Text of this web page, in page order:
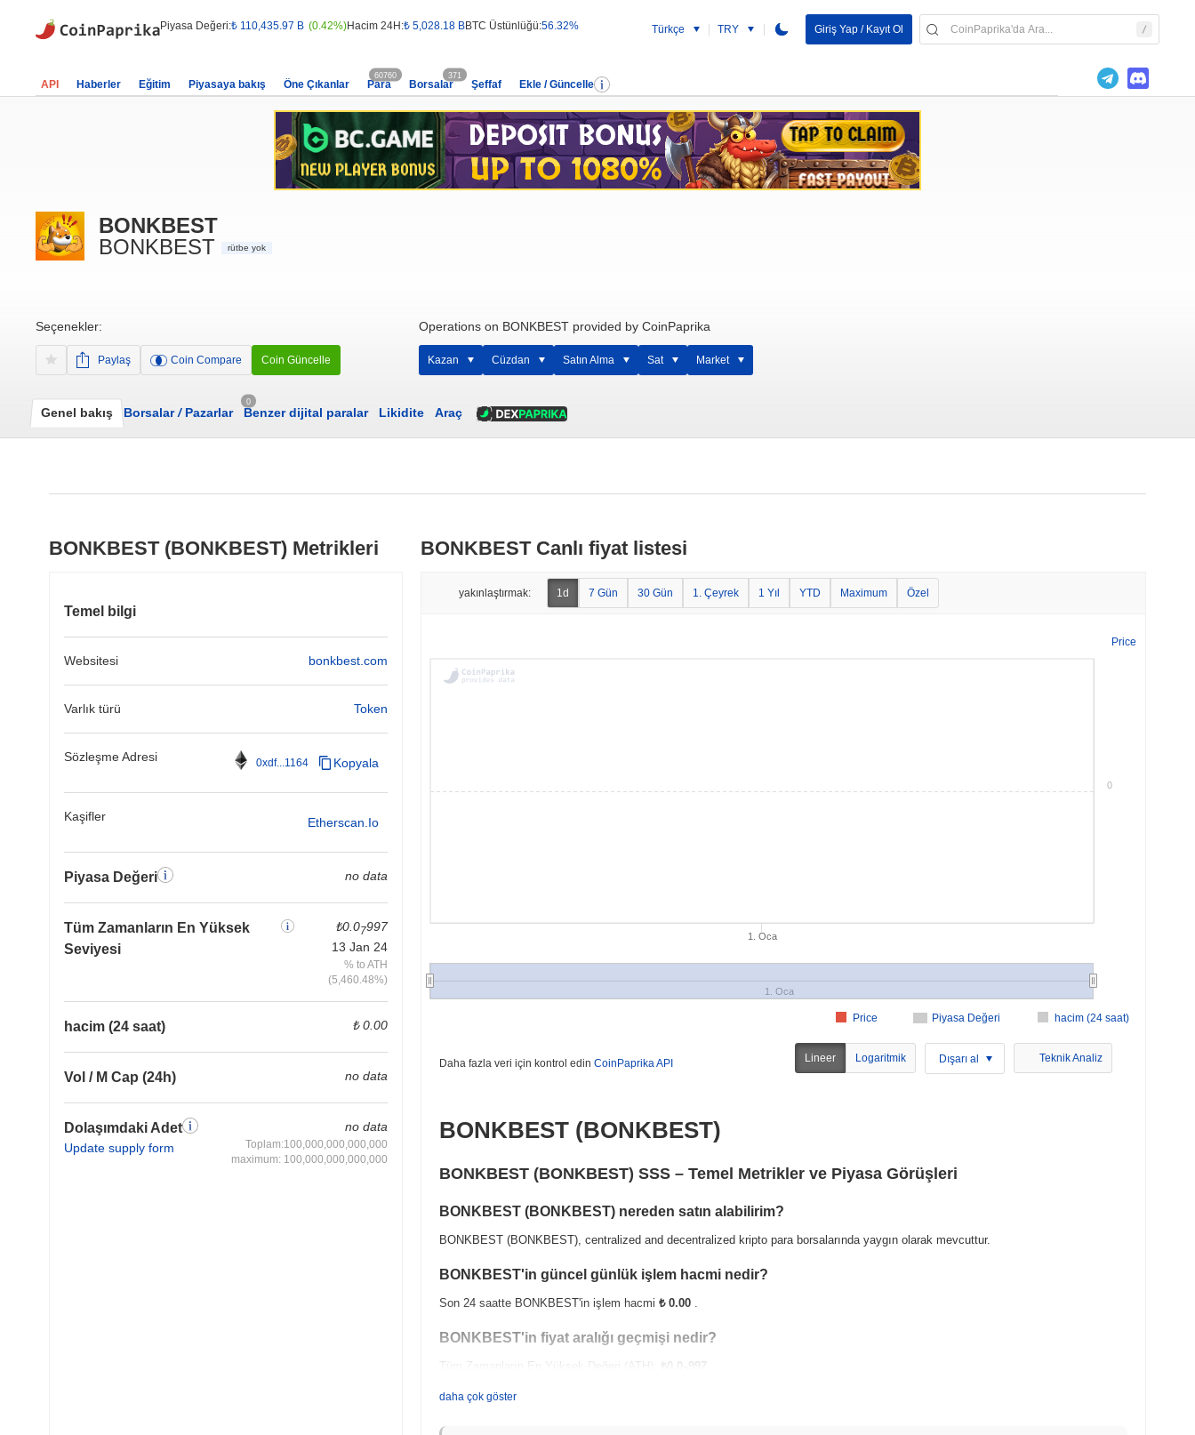
Piyasa Değeri:₺ 110,435.97 B (0.42%)Hacim 24H:₺ 5,028.18 BBTC Üstünlüğü:56.32% Türkçe TRY Giriş Yap / Kayıt Ol
API Haberler Eğitim Piyasaya bakış Öne Çıkanlar Para
60760
Borsalar
371
Şeffaf Ekle / Güncelle
BONKBEST
BONKBEST
rütbe yok
Seçenekler:
Paylaş Coin Compare Coin Güncelle
Operations on BONKBEST provided by CoinPaprika
Kazan Cüzdan Satın Alma Sat Market
Genel bakış Borsalar/Pazarlar
0
Benzer dijital paralar Likidite Araç
BONKBEST (BONKBEST) Metrikleri
Temel bilgi
Websitesi bonkbest.com
Varlık türü Token
Sözleşme Adresi 0xdf...1164 Kopyala
Kaşifler Etherscan.io
Piyasa Değeri no data
Tüm Zamanların En Yüksek
Seviyesi
₺0.07997
13 Jan 24
% to ATH
(5,460.48%)
hacim (24 saat) ₺ 0.00
Vol / M Cap (24h) no data
Dolaşımdaki Adet
Update supply form
no data
Toplam:100,000,000,000,000
maximum: 100,000,000,000,000
BONKBEST Canlı fiyat listesi
yakınlaştırmak: 1d 7 Gün 30 Gün 1. Çeyrek 1 Yıl YTD Maximum Özel
Price
Piyasa Değeri hacim (24 saat)
Price
1. Oca
1. Oca
0
Daha fazla veri için kontrol edin CoinPaprika API Lineer Logaritmik Dışarı al Teknik Analiz
BONKBEST (BONKBEST)
BONKBEST (BONKBEST) SSS – Temel Metrikler ve Piyasa Görüşleri
BONKBEST (BONKBEST) nereden satın alabilirim?
BONKBEST (BONKBEST), centralized and decentralized kripto para borsalarında yaygın olarak mevcuttur.
BONKBEST'in güncel günlük işlem hacmi nedir?
Son 24 saatte BONKBEST'in işlem hacmi ₺ 0.00 .
BONKBEST'in fiyat aralığı geçmişi nedir?
Tüm Zamanların En Yüksek Değeri (ATH): ₺0.0
997
daha çok göster